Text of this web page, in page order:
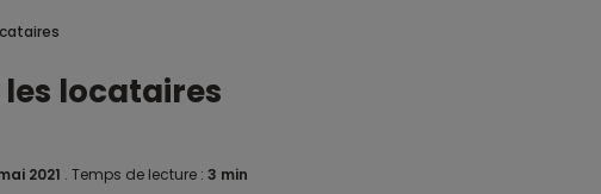
locataires
2021 . Temps de lecture : 3 min